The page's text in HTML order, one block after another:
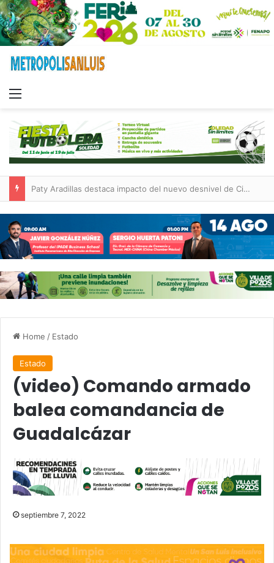
Paty Aradillas destaca impacto del nuevo desnivel de Circuito Potosí en la movilidad de Villa de Pozos
Home / Estado
Estado
(video) Comando armado
balea comandancia de
Guadalcázar
septiembre 7, 2022